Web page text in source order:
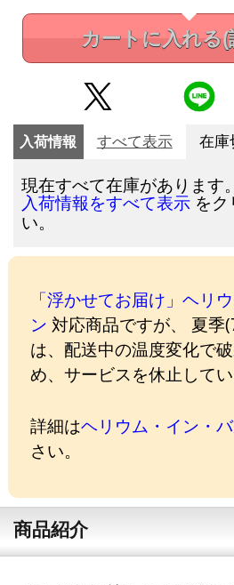
カートに入れる(
入荷情報 すべて表示 在庫
現在すべて在庫があります。
入荷情報をすべて表示 をク
い。
「浮かせてお届け」ヘリ
ン 対応商品ですが、 夏季
は、配送中の温度変化で
め、サービスを休止してい
詳細はヘリウム・イン・
さい。
商品紹介